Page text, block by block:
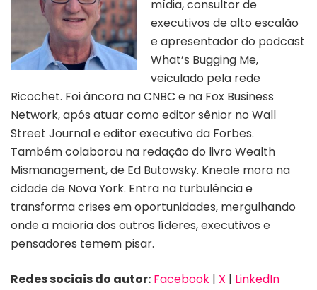
mídia, consultor de
executivos de alto escalão
e apresentador do podcast
What’s Bugging Me,
veiculado pela rede
Ricochet. Foi âncora na CNBC e na Fox Business
Network, após atuar como editor sênior no Wall
Street Journal e editor executivo da Forbes.
Também colaborou na redação do livro Wealth
Mismanagement, de Ed Butowsky. Kneale mora na
cidade de Nova York. Entra na turbulência e
transforma crises em oportunidades, mergulhando
onde a maioria dos outros líderes, executivos e
pensadores temem pisar.
Redes sociais do autor: Facebook | X | LinkedIn